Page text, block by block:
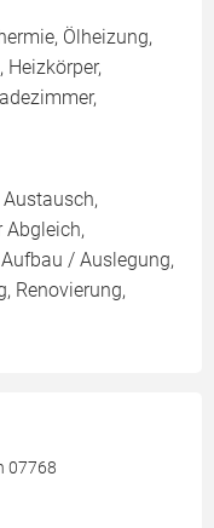
Ölheizung,
Heizkörper,
Abgleich,
/ Auslegung,
Renovierung,
07768